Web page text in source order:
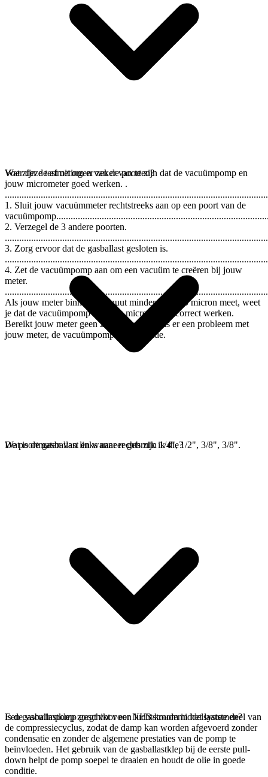
Voer deze test uit om er zeker van te zijn dat de vacuümpomp en
jouw micrometer goed werken. .
1. Sluit jouw vacuümmeter rechtstreeks aan op een poort van de
2. Verzegel de 3 andere poorten.
3. Zorg ervoor dat de gasballast gesloten is.
4. Zet de vacuümpomp aan om een vacuüm te creëren bij jouw
meter.
Als jouw meter binnen 1 minuut minder dan 200 micron meet, weet
je dat de vacuümpomp en jouw micronmeter correct werken.
Bereikt jouw meter geen 200 micron, dan is er een probleem met
jouw meter, de vacuümpomp of met beide.
Wat zijn de afmetingen van de poorten?
De poortmaten van links naar rechts zijn 1/4", 1/2", 3/8", 3/8".
Wat is de gasballast en wanneer gebruik ik die?
Een gasballastklep zorgt voor een luchtstroom in het laatste deel van
de compressiecyclus, zodat de damp kan worden afgevoerd zonder
condensatie en zonder de algemene prestaties van de pomp te
beïnvloeden. Het gebruik van de gasballastklep bij de eerste pull-
down helpt de pomp soepel te draaien en houdt de olie in goede
conditie.
Is de vacuümpomp geschikt voor NH3-koudemiddelsystemen?